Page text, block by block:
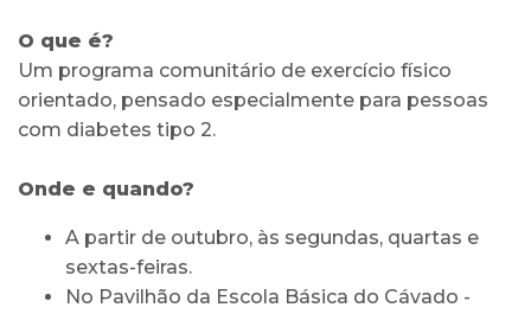
O que é?
Um programa comunitário de exercício físico
orientado, pensado especialmente para pessoas
com diabetes tipo 2.
Onde e quando?
A partir de outubro, às segundas, quartas e
sextas-feiras.
No Pavilhão da Escola Básica do Cávado -